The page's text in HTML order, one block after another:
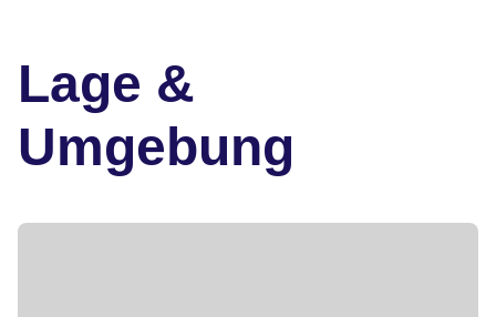
Lage &
Umgebung